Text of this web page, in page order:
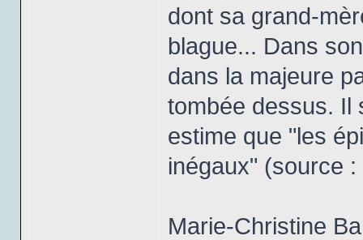
dont sa grand-
blague... Dans
dans la majeure
tombée dessus. Il
estime que "les
inégaux" (source
Marie-Christine